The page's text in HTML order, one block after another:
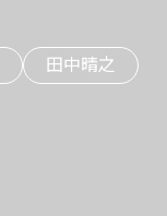
田中晴之